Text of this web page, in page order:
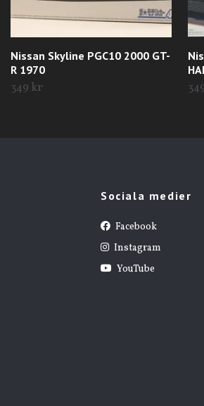
Nissan Skyline PGC10 2000 GT-
R 1970
349 kr
Sociala medier
Facebook
Instagram
YouTube